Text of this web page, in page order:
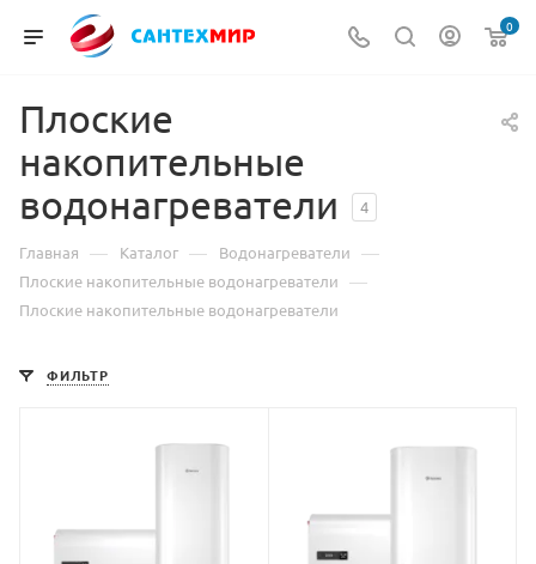
0
Плоские
накопительные
водонагреватели
4
Главная — Каталог — Водонагреватели —
Плоские накопительные водонагреватели —
Плоские накопительные водонагреватели
ФИЛЬТР